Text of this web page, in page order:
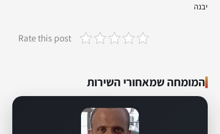
יבנה
Rate this post
המומחה שמאחורי השירות